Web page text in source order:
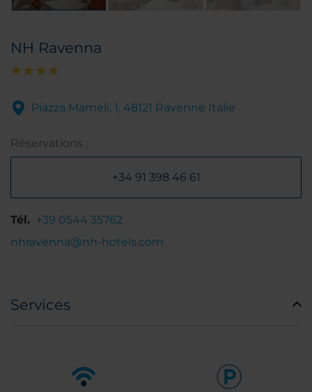
NH Ravenna
Piazza Mameli, 1, 48121 Ravenne Italie
Réservations :
+34 91 398 46 61
Tél. +39 0544 35762
nhravenna@nh-hotels.com
Services